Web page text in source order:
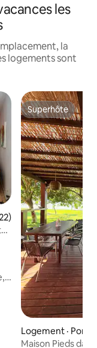
les
la
logements sont
de 4,91 sur 5,
Superhôte
Superhôte
Logement · Porto
Maison Pieds